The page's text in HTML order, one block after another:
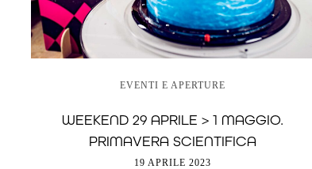
EVENTI E APERTURE
WEEKEND 29 APRILE > 1 MAGGIO.
PRIMAVERA SCIENTIFICA
19 APRILE 2023